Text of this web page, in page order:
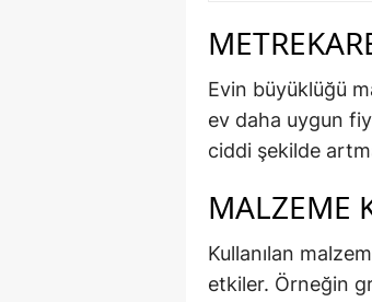
Evin büyüklüğü
ev daha uygun
ciddi şekilde
MALZEME
Kullanılan
etkiler. Örneğin